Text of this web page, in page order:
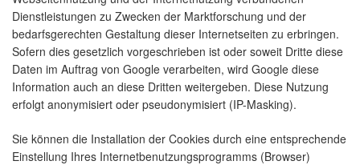
Dienstleistungen zu Zwecken der Marktforschung und der
bedarfsgerechten Gestaltung dieser Internetseiten zu erbringen.
Sofern dies gesetzlich vorgeschrieben ist oder soweit Dritte diese
Daten im Auftrag von Google verarbeiten, wird Google diese
Information auch an diese Dritten weitergeben. Diese Nutzung
erfolgt anonymisiert oder pseudonymisiert (IP-Masking).
Sie können die Installation der Cookies durch eine entsprechende
Einstellung Ihres Internetbenutzungsprogramms (Browser)